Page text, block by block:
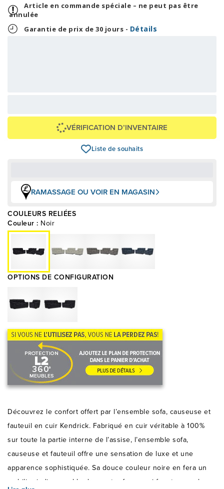
Article en commande spéciale – ne peut pas être
annulée
Garantie de prix de 30 jours - Détails
VÉRIFICATION D’INVENTAIRE
Liste de souhaits
RAMASSAGE OU VOIR EN MAGASIN
COULEURS RELIÉES
Couleur : Noir
OPTIONS DE CONFIGURATION
Découvrez le confort offert par l’ensemble sofa, causeuse et
fauteuil en cuir Kendrick. Fabriqué en cuir véritable à 100%
sur toute la partie interne de l’assise, l’ensemble sofa,
causeuse et fauteuil offre une sensation de luxe et une
apparence sophistiquée. Sa douce couleur noire en fera un
mobilier indispensable dans votre foyer, qui fera tourner les